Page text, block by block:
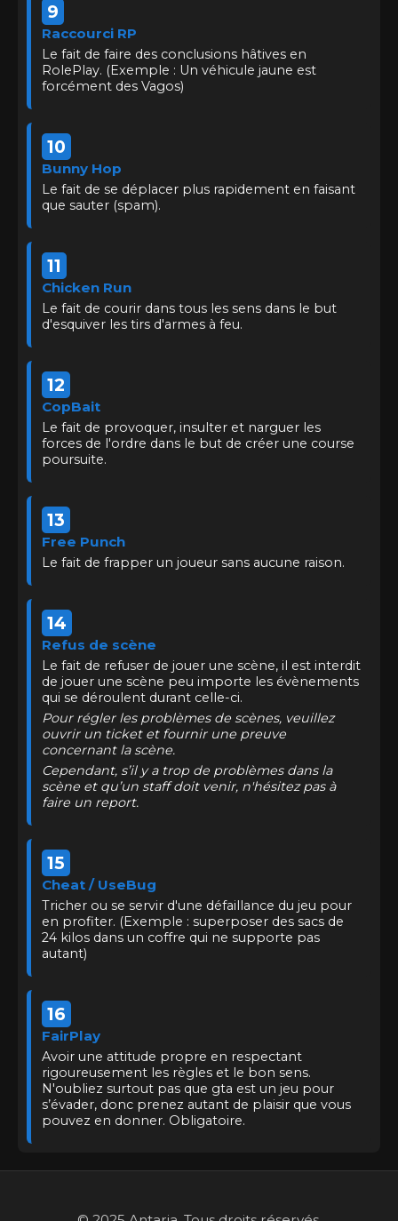
9
Raccourci RP
Le fait de faire des conclusions hâtives en
RolePlay. (Exemple : Un véhicule jaune est
forcément des Vagos)
10
Bunny Hop
Le fait de se déplacer plus rapidement en faisant
que sauter (spam).
11
Chicken Run
Le fait de courir dans tous les sens dans le but
d'esquiver les tirs d'armes à feu.
12
CopBait
Le fait de provoquer, insulter et narguer les
forces de l'ordre dans le but de créer une course
poursuite.
13
Free Punch
Le fait de frapper un joueur sans aucune raison.
14
Refus de scène
Le fait de refuser de jouer une scène, il est interdit
de jouer une scène peu importe les évènements
qui se déroulent durant celle-ci.
Pour régler les problèmes de scènes, veuillez
ouvrir un ticket et fournir une preuve
concernant la scène.
Cependant, s’il y a trop de problèmes dans la
scène et qu’un staff doit venir, n'hésitez pas à
faire un report.
15
Cheat / UseBug
Tricher ou se servir d'une défaillance du jeu pour
en profiter. (Exemple : superposer des sacs de
24 kilos dans un coffre qui ne supporte pas
autant)
16
FairPlay
Avoir une attitude propre en respectant
rigoureusement les règles et le bon sens.
N'oubliez surtout pas que gta est un jeu pour
s’évader, donc prenez autant de plaisir que vous
pouvez en donner. Obligatoire.